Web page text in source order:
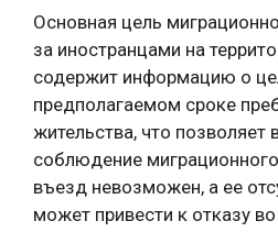
Основная цель
за иностранцами на
содержит информацию о
предполагаемом сроке
жительства, что позволяет
соблюдение
въезд невозможен, а ее
может привести к отказу